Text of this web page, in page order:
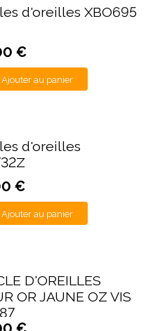
d'oreilles XBO695
€
Ajouter au panier
d'oreilles
€
Ajouter au panier
D'OREILLES
OR JAUNE OZ VIS